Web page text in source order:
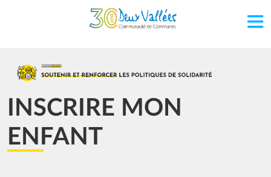
Aller au contenu principal
Image
INSCRIRE MON
ENFANT